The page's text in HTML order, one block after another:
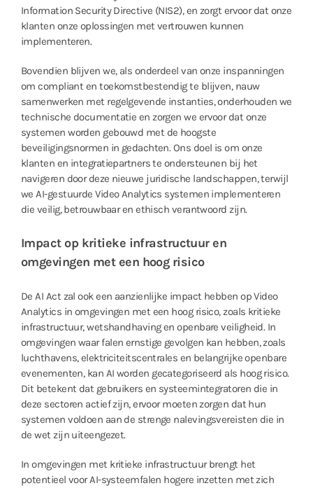
Information Security Directive (NIS2), en zorgt ervoor dat onze
klanten onze oplossingen met vertrouwen kunnen
implementeren.
Bovendien blijven we, als onderdeel van onze inspanningen
om compliant en toekomstbestendig te blijven, nauw
samenwerken met regelgevende instanties, onderhouden we
technische documentatie en zorgen we ervoor dat onze
systemen worden gebouwd met de hoogste
beveiligingsnormen in gedachten. Ons doel is om onze
klanten en integratiepartners te ondersteunen bij het
navigeren door deze nieuwe juridische landschappen, terwijl
we AI-gestuurde Video Analytics systemen implementeren
die veilig, betrouwbaar en ethisch verantwoord zijn.
Impact op kritieke infrastructuur en
omgevingen met een hoog risico
De AI Act zal ook een aanzienlijke impact hebben op Video
Analytics in omgevingen met een hoog risico, zoals kritieke
infrastructuur, wetshandhaving en openbare veiligheid. In
omgevingen waar falen ernstige gevolgen kan hebben, zoals
luchthavens, elektriciteitscentrales en belangrijke openbare
evenementen, kan AI worden gecategoriseerd als hoog risico.
Dit betekent dat gebruikers en systeemintegratoren die in
deze sectoren actief zijn, ervoor moeten zorgen dat hun
systemen voldoen aan de strenge nalevingsvereisten die in
de wet zijn uiteengezet.
In omgevingen met kritieke infrastructuur brengt het
potentieel voor AI-systeemfalen hogere inzetten met zich